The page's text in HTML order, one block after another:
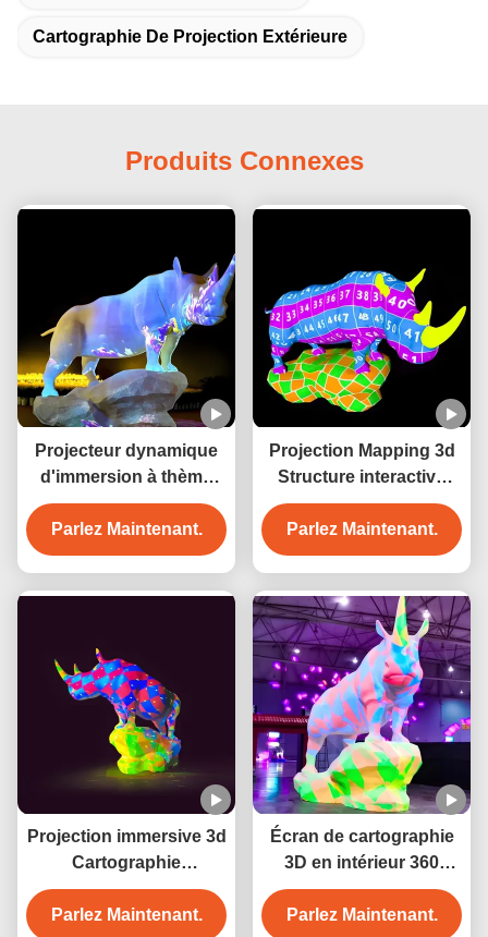
Cartographie De Projection Extérieure
Produits Connexes
Projecteur dynamique
d'immersion à thème
riche
Parlez Maintenant.
Projection Mapping 3d
Structure interactive
Projection Projecteur
d'interaction
Parlez Maintenant.
Projection immersive 3d
Cartographie
numérique Art
holographique Vidéo Ar
Parlez Maintenant.
Écran de cartographie
3D en intérieur 360
autour de la projection
de contenu visuel
Parlez Maintenant.